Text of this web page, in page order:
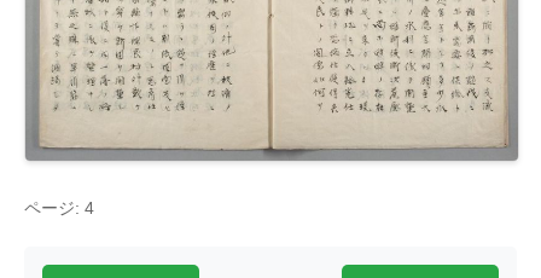
ページ: 4